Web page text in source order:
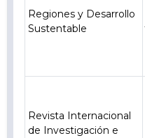
Regiones y Desarrollo
Sustentable
Revista Internacional
de Investigación e